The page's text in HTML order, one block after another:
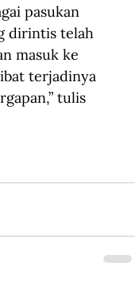
pasukan
dirintis telah
masuk ke
terjadinya
tulis